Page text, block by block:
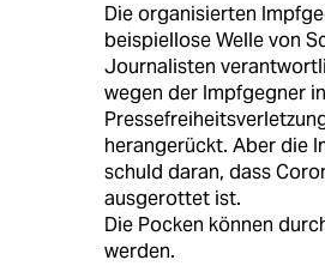
Die organisierten
beispiellose Welle von
Journalisten
wegen der Impfgegner
herangerückt. Aber die
schuld daran, dass
ausgerottet ist.
Die Pocken können
werden.